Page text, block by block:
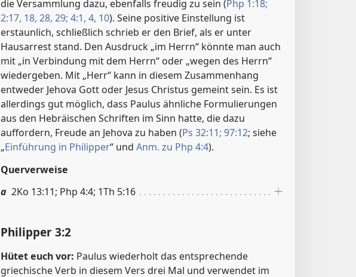
die Versammlung dazu, ebenfalls freudig zu sein (Php 1:18;
2:17, 18, 28, 29; 4:1, 4, 10). Seine positive Einstellung ist
erstaunlich, schließlich schrieb er den Brief, als er unter
Hausarrest stand. Den Ausdruck „im Herrn“ könnte man auch
mit „in Verbindung mit dem Herrn“ oder „wegen des Herrn“
wiedergeben. Mit „Herr“ kann in diesem Zusammenhang
entweder Jehova Gott oder Jesus Christus gemeint sein. Es ist
allerdings gut möglich, dass Paulus ähnliche Formulierungen
aus den Hebräischen Schriften im Sinn hatte, die dazu
auffordern, Freude an Jehova zu haben (Ps 32:11; 97:12; siehe
„Einführung in Philipper“ und Anm. zu Php 4:4).
Querverweise
a 2Ko 13:11; Php 4:4; 1Th 5:16
Philipper 3:2
Hütet euch vor: Paulus wiederholt das entsprechende
griechische Verb in diesem Vers drei Mal und verwendet im